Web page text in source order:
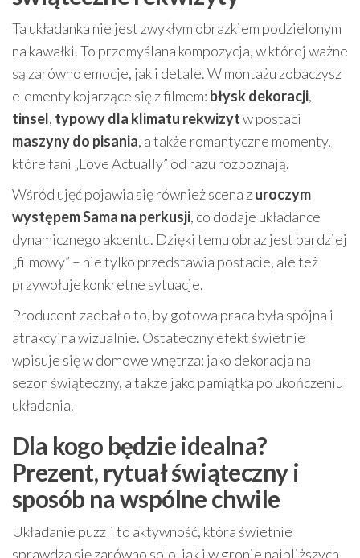
Ta układanka nie jest zwykłym obrazkiem podzielonym
na kawałki. To przemyślana kompozycja, w której ważne
są zarówno emocje, jak i detale. W montażu zobaczysz
elementy kojarzące się z filmem: błysk dekoracji,
tinsel, typowy dla klimatu rekwizytw postaci
maszyny do pisania, a także romantyczne momenty,
które fani „Love Actually” od razu rozpoznają.
Wśród ujęć pojawia się również scena zuroczym
występem Sama na perkusji, co dodaje układance
dynamicznego akcentu. Dzięki temu obraz jest bardziej
„filmowy” – nie tylko przedstawia postacie, ale też
przywołuje konkretne sytuacje.
Producent zadbał o to, by gotowa praca była spójna i
atrakcyjna wizualnie. Ostateczny efekt świetnie
wpisuje się w domowe wnętrza: jako dekoracja na
sezon świąteczny, a także jako pamiątka po ukończeniu
układania.
Dla kogo będzie idealna?
Prezent, rytuał świąteczny i
sposób na wspólne chwile
Układanie puzzli to aktywność, która świetnie
sprawdza się zarówno solo, jak i w gronie najbliższych.